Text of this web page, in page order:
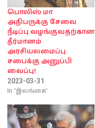
பொலிஸ் மா
அதிபருக்கு சேவை
நீடிப்பு வழங்குவதற்கான
தீர்மானம்
அரசியலமைப்பு
சபைக்கு அனுப்பி
வைப்பு!
2023-03-31
In "இலங்கை"